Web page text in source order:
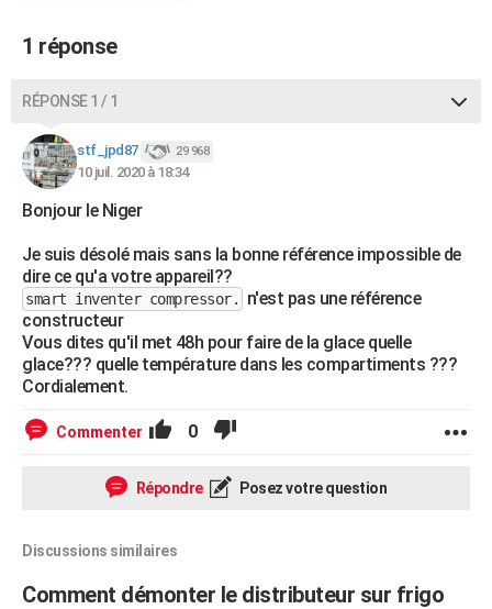
Carte de Noël
Carte Bonne année
Carte Saint-Valentin
Carte Pâques
Carte d'anniversaire
DICTIONNAIRE
Dictionnaire
Biographies
Citations
Expressions
Proverbes
PROGRAMME TV
COPAINS D'AVANT
S'inscrire
Se connecter
Lycées
Collèges
Primaires
Universités
Entreprises
Service militaire
Avis de recherche
Bricolage
Lifestyle
Culture
Sport
Auto
Television
Voyage
Cinema
1 réponse
RÉPONSE 1 / 1
stf_jpd87 29 968
10 juil. 2020 à 18:34
Bonjour le Niger
Je suis désolé mais sans la bonne référence impossible de
dire ce qu'a votre appareil??
smart inventer compressor.
n'est pas une référence
constructeur
Vous dites qu'il met 48h pour faire de la glace quelle
glace??? quelle température dans les compartiments ???
Cordialement.
Commenter 0
Répondre Posez votre question
Discussions similaires
Comment démonter le distributeur sur frigo